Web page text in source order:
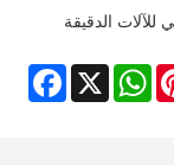
للآلات الدقيقة
X
WhatsApp